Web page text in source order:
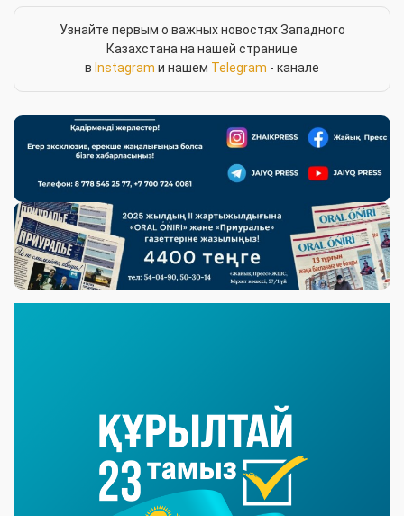
Узнайте первым о важных новостях Западного
Казахстана на нашей странице
в Instagram и нашем Telegram - канале